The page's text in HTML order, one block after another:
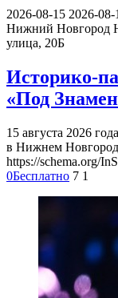
2026-08-15 2026-08-
Нижний Новгород
улица, 20Б
Историко-
«Под
15 августа 2026
в Нижнем
https://schema.org/
0Бесплатно 7 1